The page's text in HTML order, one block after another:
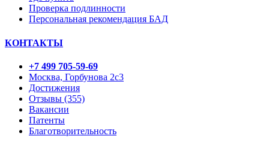
Проверка подлинности
Персональная рекомендация БАД
КОНТАКТЫ
+7 499 705-59-69
Москва, Горбунова 2с3
Достижения
Отзывы (355)
Вакансии
Патенты
Благотворительность